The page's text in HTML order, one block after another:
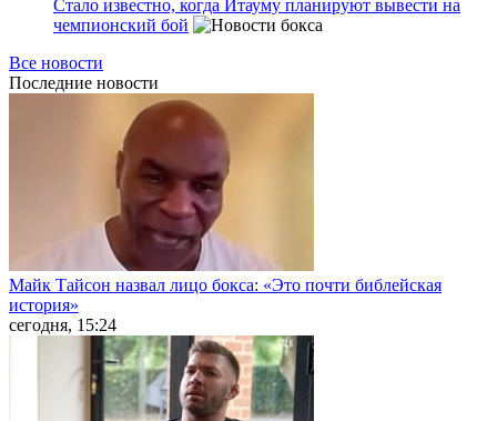
Стало известно, когда Итауму планируют вывести на
чемпионский бой
Все новости
Последние новости
Майк Тайсон назвал лицо бокса: «Это почти библейская
история»
сегодня, 15:24